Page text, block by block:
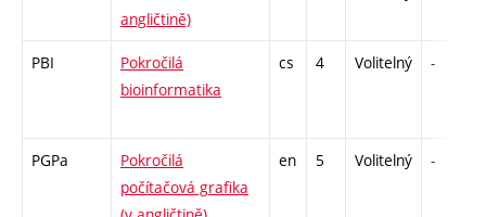
angličtině)
PBI
Pokročilá
bioinformatika
cs 4 Volitelný -
PGPa
Pokročilá
počítačová grafika
en 5 Volitelný -